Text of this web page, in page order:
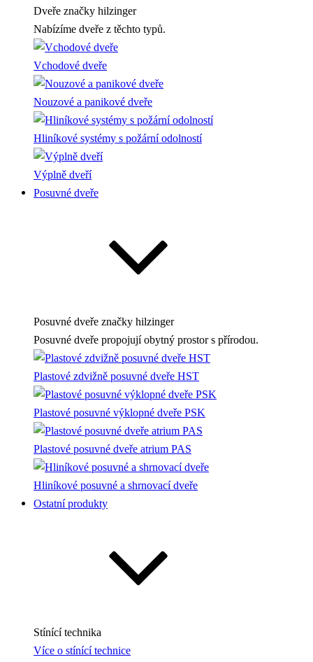
Dveře značky hilzinger
Nabízíme dveře z těchto typů.
Vchodové dveře
Nouzové a panikové dveře
Hliníkové systémy s požární odolností
Výplně dveří
Posuvné dveře
Posuvné dveře značky hilzinger
Posuvné dveře propojují obytný prostor s přírodou.
Plastové zdvižně posuvné dveře HST
Plastové posuvné výklopné dveře PSK
Plastové posuvné dveře atrium PAS
Hliníkové posuvné a shrnovací dveře
Ostatní produkty
Stínící technika
Více o stínící technice